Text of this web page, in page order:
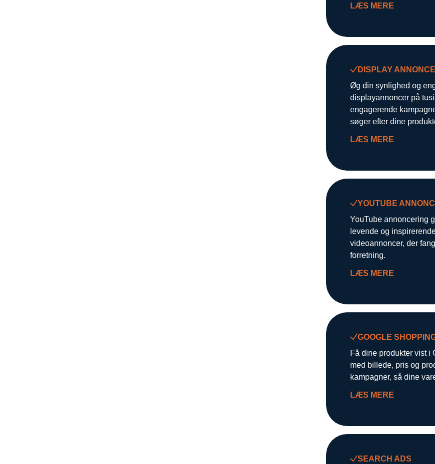
LÆS MERE
DISPLAY
Øg din synlighed og
displayannoncer på
engagerende
søger efter dine
LÆS MERE
YOUTUBE
YouTube annoncering
levende og
videoannoncer, der
forretning.
LÆS MERE
GOOGLE
Få dine produkter vist i
med billede, pris og
kampagner, så dine
LÆS MERE
SEARCH ADS